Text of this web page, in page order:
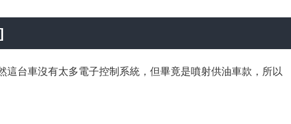
這台車沒有太多電子控制系統，但畢竟是噴射供油車款，所以